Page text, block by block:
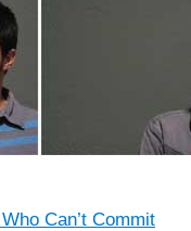
Can’t Commit